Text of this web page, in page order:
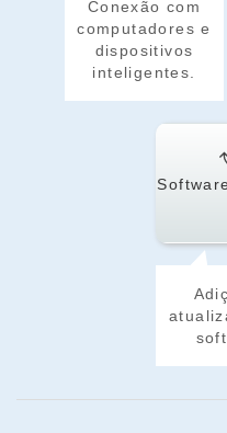
Conexão com
computadores e
dispositivos
inteligentes.